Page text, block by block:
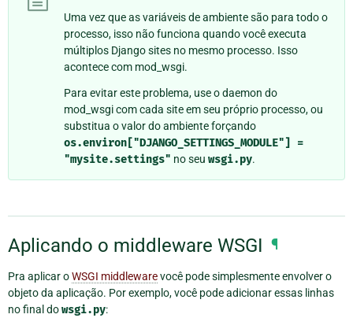
Uma vez que as variáveis de ambiente são para todo o
processo, isso não funciona quando você executa
múltiplos Django sites no mesmo processo. Isso
acontece com mod_wsgi.
Para evitar este problema, use o daemon do
mod_wsgi com cada site em seu próprio processo, ou
substitua o valor do ambiente forçando
os.environ["DJANGO_SETTINGS_MODULE"]
=
"mysite.settings" no seu wsgi.py.
Aplicando o middleware WSGI ¶
Pra aplicar oWSGI middlewarevocê pode simplesmente envolver o
objeto da aplicação. Por exemplo, você pode adicionar essas linhas
no final dowsgi.py: